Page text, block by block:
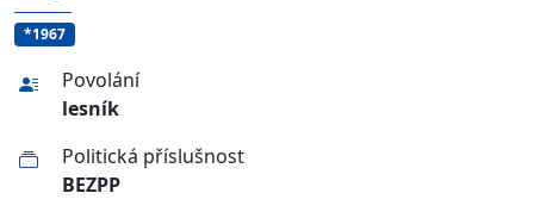
*1967
Povolání
lesník
Politická příslušnost
BEZPP